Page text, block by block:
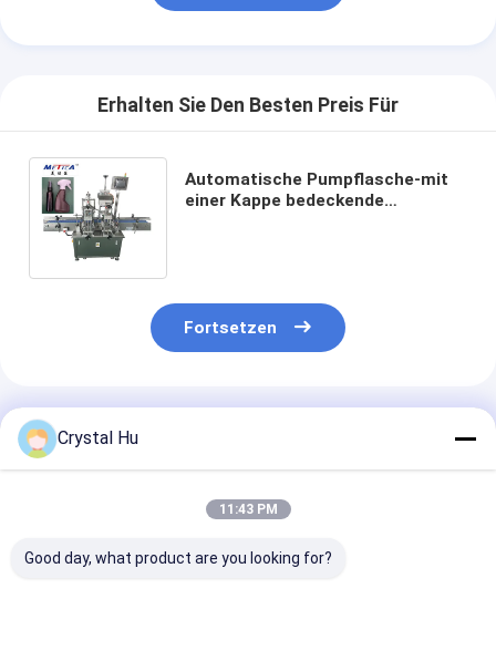
Erhalten Sie Den Besten Preis Für
Automatische Pumpflasche-mit
einer Kappe bedeckende
Fortsetzen
Empfohlene Produkte
Crystal Hu
11:43 PM
Good day, what product are you looking for?